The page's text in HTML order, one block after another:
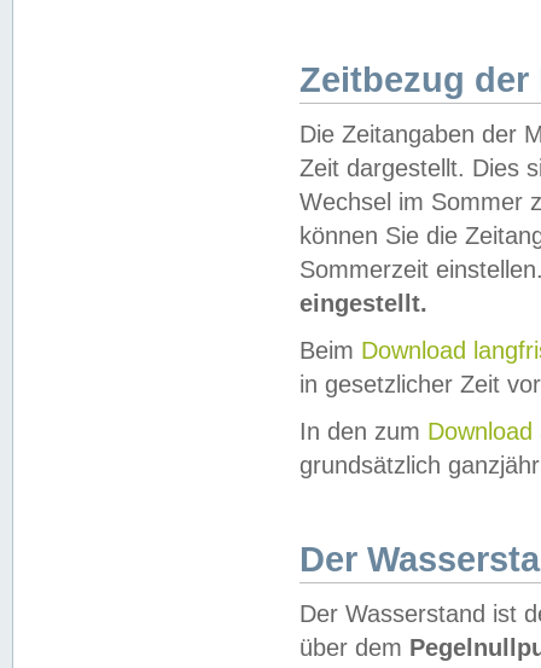
Zeitbezug der
Die Zeitangaben der
Zeit dargestellt. Dies
Wechsel im Sommer
können Sie die
Sommerzeit
eingestellt.
Beim Download
in gesetzlicher Zeit
In den zum Download
grundsätzlich
Der
Der Wasserstand ist
über dem